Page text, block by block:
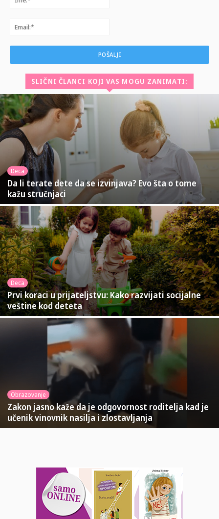
SLIČNI ČLANCI KOJI VAS MOGU ZANIMATI:
Deca
Da li terate dete da se izvinjava? Evo šta o tome
kažu stručnjaci
Deca
Prvi koraci u prijateljstvu: Kako razvijati socijalne
veštine kod deteta
Obrazovanje
Zakon jasno kaže da je odgovornost roditelja kad je
učenik vinovnik nasilja i zlostavljanja